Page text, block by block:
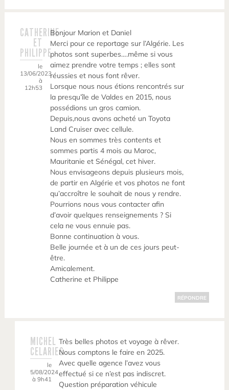
CATHERINE
ET
PHILIPPE
le
13/06/2023
à
12h53
Bonjour Marion et Daniel
Merci pour ce reportage sur l’Algérie. Les
photos sont superbes….même si vous
aimez prendre votre temps ; elles sont
réussies et nous font rêver.
Lorsque nous nous étions rencontrés sur
la presqu’île de Valdes en 2015, nous
possédions un gros camion.
Depuis,nous avons acheté un Toyota
Land Cruiser avec cellule.
Nous en sommes très contents et
sommes partis 4 mois au Maroc,
Mauritanie et Sénégal, cet hiver.
Nous envisageons depuis plusieurs mois,
de partir en Algérie et vos photos ne font
qu’accroître le souhait de nous y rendre.
Pourrions nous vous contacter afin
d’avoir quelques renseignements ? Si
cela ne vous ennuie pas.
Bonne continuation à vous.
Belle journée et à un de ces jours peut-
être.
Amicalement.
Catherine et Philippe
RÉPONDRE
MICHEL
CELARIES
le
5/08/2024
à 9h41
Très belles photos et voyage à rêver.
Nous comptons le faire en 2025.
Avec quelle agence l’avez vous
effectué si ce n’est pas indiscret.
Question préparation véhicule